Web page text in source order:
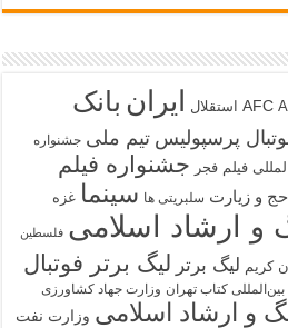
AFC استقلال ایران بانک
پرسپولیس تیم ملی جشنواره
فیلم فجر جشنواره فیلم
و زیارت سلبریتی ها سینما غزه
و ارشاد اسلامی فلسطین
کریم لیگ برتر لیگ برتر فوتبال
کتاب تهران وزارت جهاد کشاورزی
و ارشاد اسلامی وزارت نفت